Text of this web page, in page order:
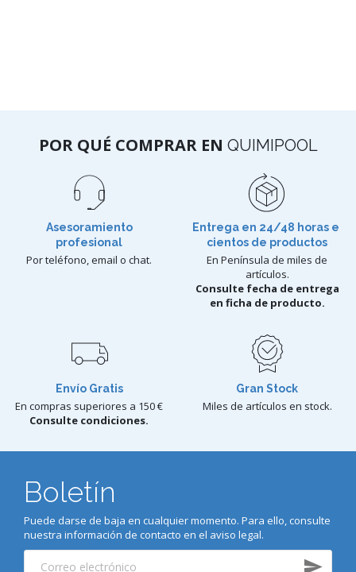
POR QUÉ COMPRAR EN QUIMIPOOL
Asesoramiento
profesional
Por teléfono, email o chat.
Entrega en 24/48 horas e
cientos de productos
En Península de miles de
artículos.
Consulte fecha de entrega
en ficha de producto.
Envío Gratis
En compras superiores a 150 €
Consulte condiciones.
Gran Stock
Miles de artículos en stock.
Boletín
Puede darse de baja en cualquier momento. Para ello, consulte
nuestra información de contacto en el aviso legal.